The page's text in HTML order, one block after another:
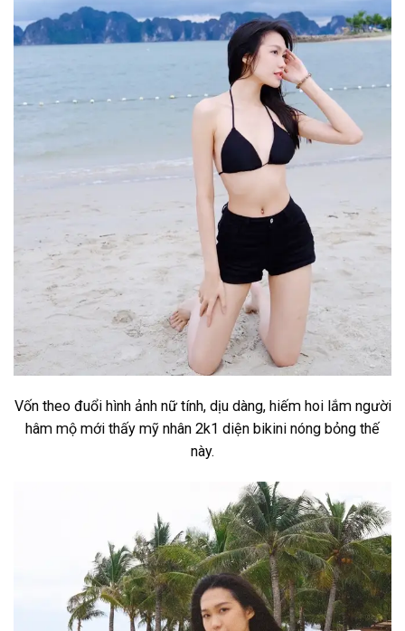
Vốn theo đuổi hình ảnh nữ tính, dịu dàng, hiếm hoi lắm người
hâm mộ mới thấy mỹ nhân 2k1 diện bikini nóng bỏng thế
này.